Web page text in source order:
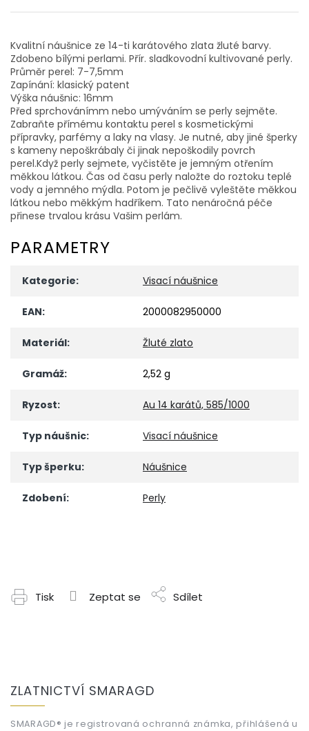
Kvalitní náušnice ze 14-ti karátového zlata žluté barvy.
Zdobeno bílými perlami. Přír. sladkovodní kultivované perly.
Průměr perel: 7-7,5mm
Zapínání: klasický patent
Výška náušnic: 16mm
Před sprchovánímm nebo umýváním se perly sejměte.
Zabraňte přímému kontaktu perel s kosmetickými
přípravky, parfémy a laky na vlasy. Je nutné, aby jiné šperky
s kameny nepoškrábaly či jinak nepoškodily povrch
perel.Když perly sejmete, vyčistěte je jemným otřením
měkkou látkou. Čas od času perly naložte do roztoku teplé
vody a jemného mýdla. Potom je pečlivě vyleštěte měkkou
látkou nebo měkkým hadříkem. Tato nenáročná péče
přinese trvalou krásu Vašim perlám.
PARAMETRY
Kategorie: Visací náušnice
EAN: 2000082950000
Materiál: Žluté zlato
Gramáž: 2,52 g
Ryzost: Au 14 karátů, 585/1000
Typ náušnic: Visací náušnice
Typ šperku: Náušnice
Zdobení: Perly
Tisk Zeptat se Sdílet
ZLATNICTVÍ SMARAGD
SMARAGD® je registrovaná ochranná známka, přihlášená u